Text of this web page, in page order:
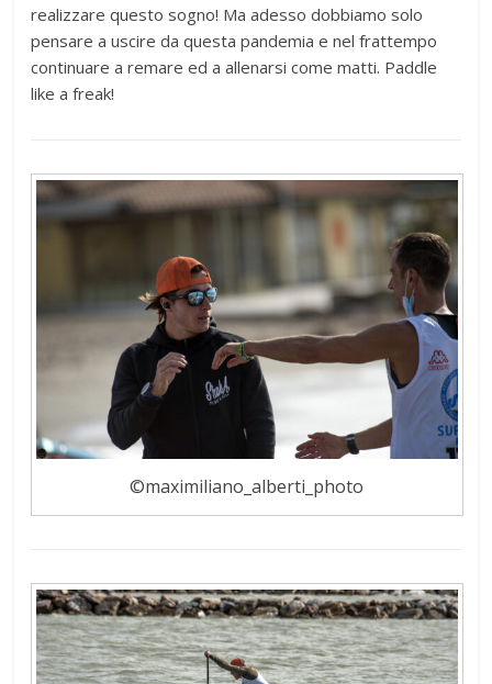
realizzare questo sogno! Ma adesso dobbiamo solo
pensare a uscire da questa pandemia e nel frattempo
continuare a remare ed a allenarsi come matti. Paddle
like a freak!
©maximiliano_alberti_photo